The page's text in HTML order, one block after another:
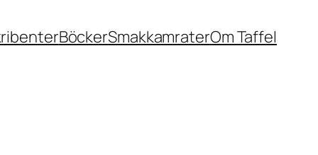
BöckerSmakkamraterOm Taffel